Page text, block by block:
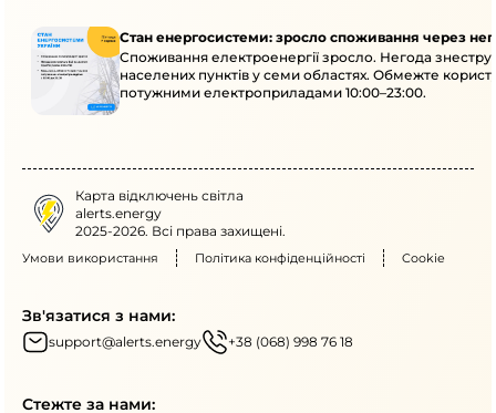
Стан енергосистеми: зросло споживання через
Споживання електроенергії зросло. Негода
населених пунктів у семи областях. Обмежте
потужними електроприладами 10:00–23:00.
Карта відключень світла
alerts.energy
2025-2026. Всі права захищені.
Умови використання Політика конфіденційності Cookie
Зв'язатися з нами:
support@alerts.energy +38 (068) 998 76 18
Стежте за нами: